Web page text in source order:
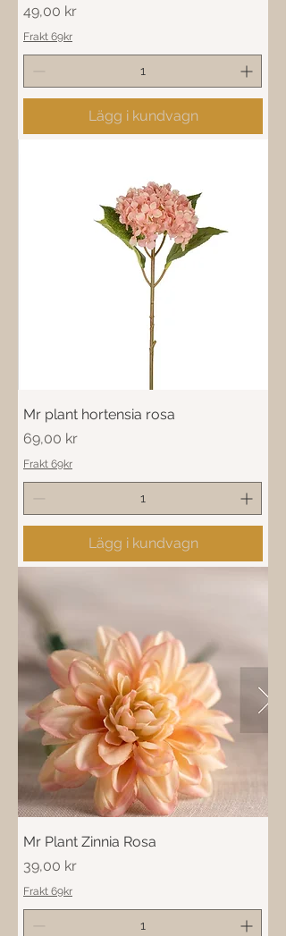
Pris
49,00 kr
Frakt 69kr
Lägg i kundvagn
Mr plant hortensia rosa
Pris
69,00 kr
Frakt 69kr
Lägg i kundvagn
Mr Plant Zinnia Rosa
Pris
39,00 kr
Frakt 69kr